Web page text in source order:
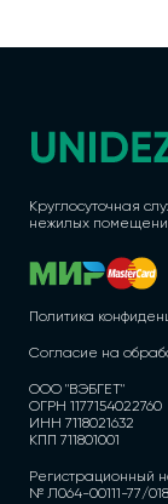
Круглосуточная
нежилых
Политика
Согласие на
ООО "ВЭБГЕТ"
ОГРН 1177154022760
ИНН 7118021632
КПП 711801001
Регистрационный
№ Л064-00111-77/